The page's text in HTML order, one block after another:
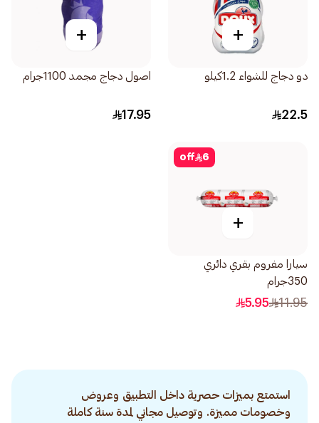
+
دو دجاج للشواء 1.2كيلو
22.5
+
اصول دجاج مجمد 1100جرام
17.95
6
off
+
سيارا مفروم بقري دائري
350جرام
11.95
5.95
استمتع بميزات حصرية داخل التطبيق وعروض
وخصومات مميزة. وتوصيل مجاني لمدة سنة كاملة